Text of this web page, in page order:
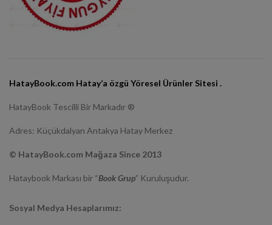
HatayBook.com Hatay’a özgü Yöresel Ürünler Sitesi .
HatayBook Tescilli Bir Markadır ®
Adres: Küçükdalyan Antakya Hatay Merkez
© HatayBook.com Mağaza Since 2013
Hataybook Markası bir “Book Grup” Kuruluşudur.
Sosyal Medya Hesaplarımız: